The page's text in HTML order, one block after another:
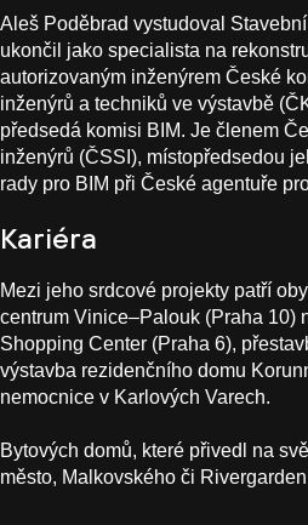
Aleš Poděbrad vystudoval
ukončil jako specialista na
autorizovaným inženýrem České
inženýrů a techniků ve výstavbě
předsedá komisi BIM. Je členem
inženýrů (ČSSI), místopředsedou
rady pro BIM při České agentuře
Kariéra
Mezi jeho srdcové projekty patří
centrum Vinice–Palouk (Praha 10)
Shopping Center (Praha 6),
výstavba rezidenčního domu
nemocnice v Karlových Varech.
Bytových domů, které přivedl na
město, Malkovského či